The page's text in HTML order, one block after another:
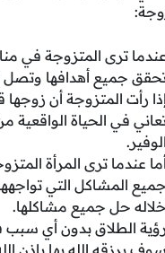
عندما ترى المتزوجة في
جميع أهدافها وتصل
إذا رأت المتزوجة أن زوجها
في الحياة الواقعية
الوفير.
عندما ترى المرأة
جميع المشاكل التي
خلاله حل جميع مشاكلها.
رؤية الطلاق بدون أي سبب
سوف يرزقه الله بها بإذن